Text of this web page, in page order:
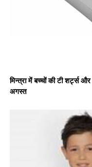
मिन्त्रा में बच्चों की टी
अगस्त